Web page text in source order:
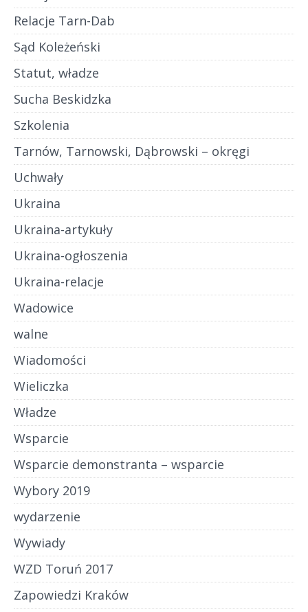
Relacje Tarn-Dab
Sąd Koleżeński
Statut, władze
Sucha Beskidzka
Szkolenia
Tarnów, Tarnowski, Dąbrowski – okręgi
Uchwały
Ukraina
Ukraina-artykuły
Ukraina-ogłoszenia
Ukraina-relacje
Wadowice
walne
Wiadomości
Wieliczka
Władze
Wsparcie
Wsparcie demonstranta – wsparcie
Wybory 2019
wydarzenie
Wywiady
WZD Toruń 2017
Zapowiedzi Kraków